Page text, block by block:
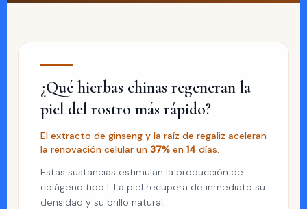
¿Qué hierbas chinas regeneran la
piel del rostro más rápido?
El extracto de ginseng y la raíz de regaliz aceleran
la renovación celular un 37% en 14 días.
Estas sustancias estimulan la producción de
colágeno tipo I. La piel recupera de inmediato su
densidad y su brillo natural.